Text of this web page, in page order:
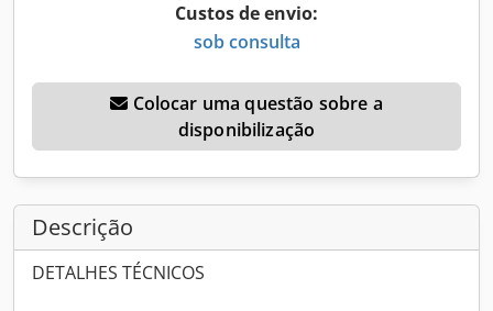
Custos de envio:
sob consulta
disponibilização
Descrição
DETALHES TÉCNICOS